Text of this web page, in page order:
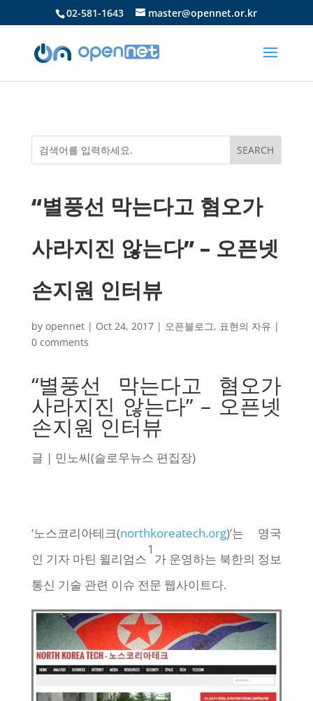
02-581-1643 master@opennet.or.kr
“별풍선 막는다고 혐오가
사라지진 않는다” – 오픈넷
손지원 인터뷰
by opennet| Oct 24, 2017| 오픈블로그, 표현의 자유 |
0 comments
“별풍선 막는다고 혐오가
사라지진 않는다” – 오픈넷
손지원 인터뷰
글 | 민노씨(슬로우뉴스 편집장)
‘노스코리아테크(northkoreatech.org)’는 영국
인 기자 마틴 윌리엄스
1
가 운영하는 북한의 정보
통신 기술 관련 이슈 전문 웹사이트다.